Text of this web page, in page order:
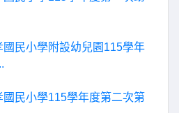
民小學附設幼兒園115學年
民小學115學年度第二次第